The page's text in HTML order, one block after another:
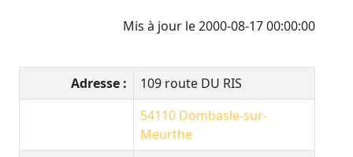
Mis à jour le 2000-08-17 00:00:00
Adresse :
109 route DU RIS
54110 Dombasle-sur-
Meurthe